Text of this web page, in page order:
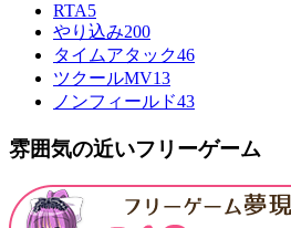
RTA5
やり込み200
タイムアタック46
ツクールMV13
ノンフィールド43
雰囲気の近いフリーゲーム